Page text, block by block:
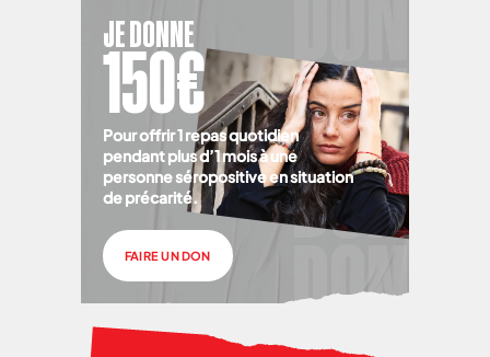
JE DONNE
150€
Pour offrir 1 repas quotidien
pendant plus d’1 mois à une
personne séropositive en situation
de précarité.
FAIRE UN DON